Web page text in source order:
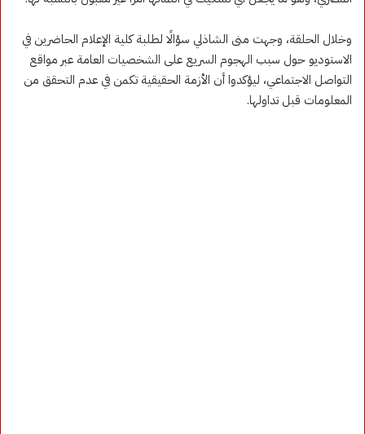
وخلال الحلقة، وجهت منى الشاذلي سؤالًا لطلبة كلية الإعلام الحاضرين في
الاستوديو حول سبب الهجوم السريع على الشخصيات العامة عبر مواقع
التواصل الاجتماعي، ليؤكدوا أن الأزمة الحقيقية تكمن في عدم التحقق من
المعلومات قبل تداولها.